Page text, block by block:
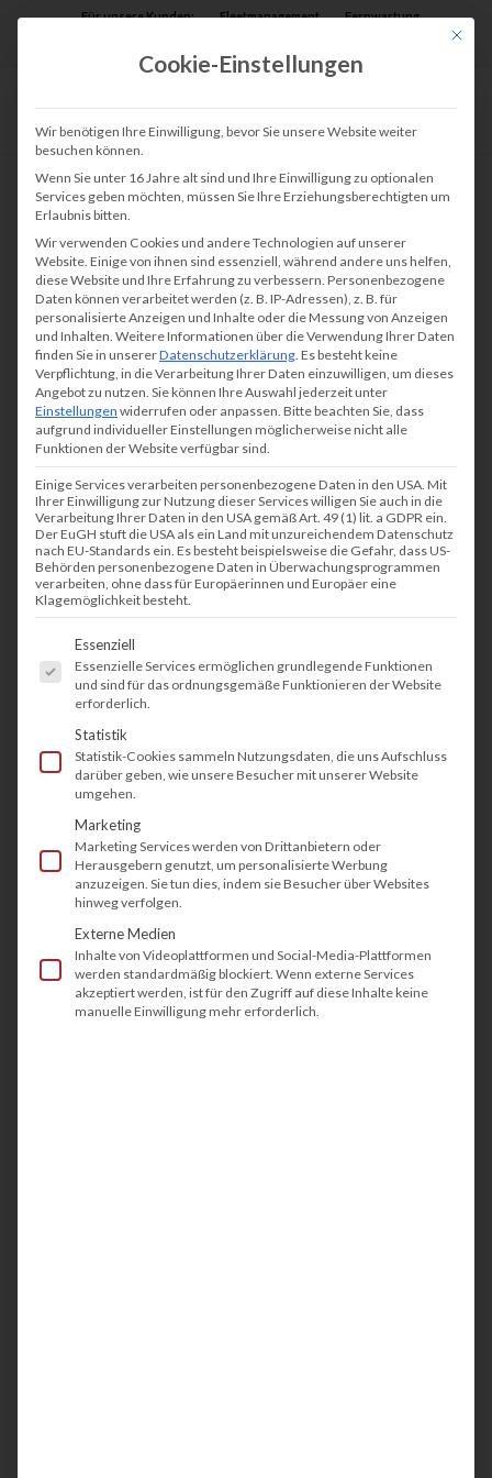
Für unsere Kunden: Fleetmanagement Fernwartung
BRINKMANN_DEWERT
Brinkmann_Dewert ist eine traditionsreiche
Kanzlei in Essen und betreut sowohl
Wirtschaft. Banken, Konzerne und
mittelständische Unternehmen lassen sich von
Brinkmann_Dewert im Zivil- und
Wirtschaftsrecht vertreten. Unter dem Dach
der Kanzlei arbeitet zudem ein Notariat.
Die Firma Brinkmann_Dewert verlässt sich seit
über 15 Jahren auf tectonika, wenn es um
Belange im Bereich der
geht. Dertechnische Support
sorgt dafür dass alle Systeme jederzeit
einsatzbereit sind.Toner & Tintewerden
Mit
Cookie-Einstellungen
Wir benötigen Ihre Einwilligung, bevor Sie unsere Website weiter
besuchen können.
Wenn Sie unter 16 Jahre alt sind und Ihre Einwilligung zu optionalen
Services geben möchten, müssen Sie Ihre Erziehungsberechtigten um
Erlaubnis bitten.
Wir verwenden Cookies und andere Technologien auf unserer
Website. Einige von ihnen sind essenziell, während andere uns helfen,
diese Website und Ihre Erfahrung zu verbessern. Personenbezogene
Daten können verarbeitet werden (z. B. IP-Adressen), z. B. für
personalisierte Anzeigen und Inhalte oder die Messung von Anzeigen
und Inhalten. Weitere Informationen über die Verwendung Ihrer Daten
finden Sie in unsererDatenschutzerklärung. Es besteht keine
Verpflichtung, in die Verarbeitung Ihrer Daten einzuwilligen, um dieses
Angebot zu nutzen. Sie können Ihre Auswahl jederzeit unter
Einstellungen widerrufen oder anpassen. Bitte beachten Sie, dass
aufgrund individueller Einstellungen möglicherweise nicht alle
Funktionen der Website verfügbar sind.
Einige Services verarbeiten personenbezogene Daten in den USA. Mit
Ihrer Einwilligung zur Nutzung dieser Services willigen Sie auch in die
Verarbeitung Ihrer Daten in den USA gemäß Art. 49 (1) lit. a GDPR ein.
Der EuGH stuft die USA als ein Land mit unzureichendem Datenschutz
nach EU-Standards ein. Es besteht beispielsweise die Gefahr, dass US-
Behörden personenbezogene Daten in Überwachungsprogrammen
verarbeiten, ohne dass für Europäerinnen und Europäer eine
Klagemöglichkeit besteht.
Es folgt eine Liste der Service-Gruppen,
Essenziell
Essenzielle Services ermöglichen grundlegende Funktionen
und sind für das ordnungsgemäße Funktionieren der Website
erforderlich.
Statistik
Statistik-Cookies sammeln Nutzungsdaten, die uns Aufschluss
darüber geben, wie unsere Besucher mit unserer Website
umgehen.
Marketing
Marketing Services werden von Drittanbietern oder
Herausgebern genutzt, um personalisierte Werbung
anzuzeigen. Sie tun dies, indem sie Besucher über Websites
hinweg verfolgen.
Externe Medien
Inhalte von Videoplattformen und Social-Media-Plattformen
werden standardmäßig blockiert. Wenn externe Services
akzeptiert werden, ist für den Zugriff auf diese Inhalte keine
manuelle Einwilligung mehr erforderlich.